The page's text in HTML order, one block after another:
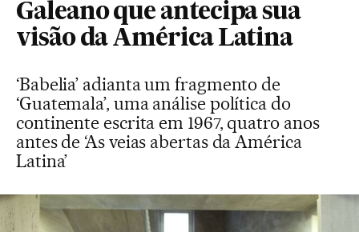
Galeano que antecipa sua
visão da América Latina
‘Babelia’ adianta um fragmento de
‘Guatemala’, uma análise política do
continente escrita em 1967, quatro anos
antes de ‘As veias abertas da América
Latina’